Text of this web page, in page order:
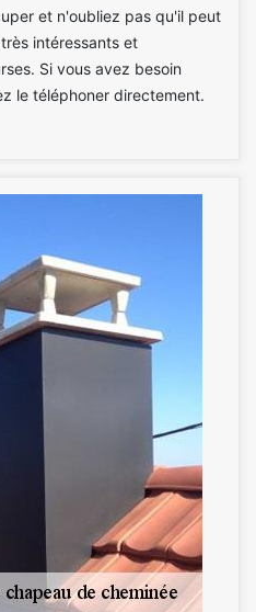
et n'oubliez pas qu'il peut
intéressants et
Si vous avez besoin
le téléphoner directement.